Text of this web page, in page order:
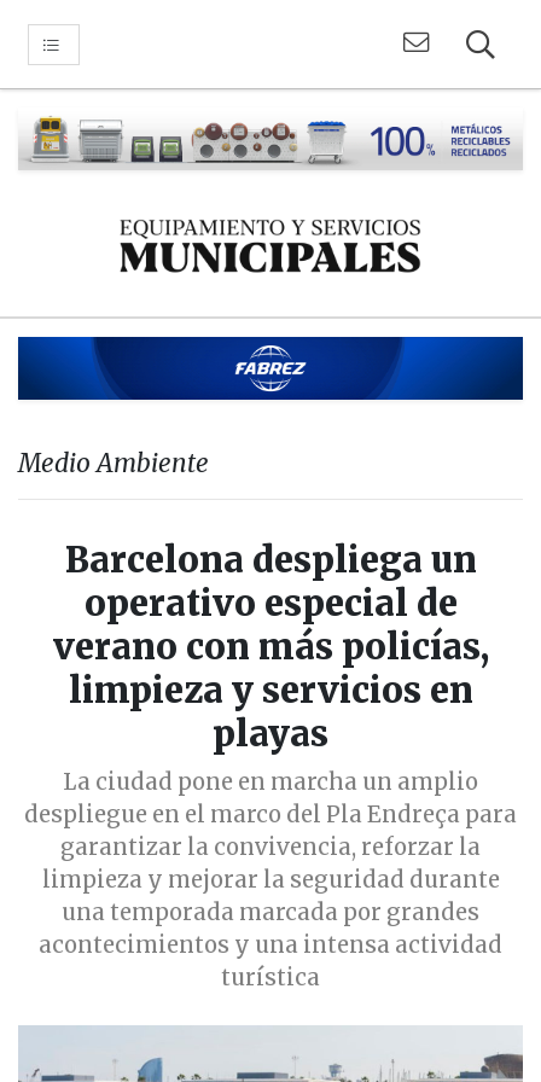
Medio Ambiente
Barcelona despliega un
operativo especial de
verano con más policías,
limpieza y servicios en
playas
La ciudad pone en marcha un amplio
despliegue en el marco del Pla Endreça para
garantizar la convivencia, reforzar la
limpieza y mejorar la seguridad durante
una temporada marcada por grandes
acontecimientos y una intensa actividad
turística